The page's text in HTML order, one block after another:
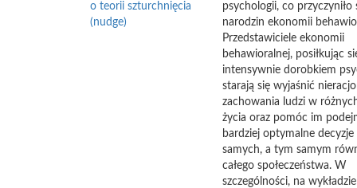
o teorii szturchnięcia
(nudge)
psychologii, co przyczyniło
narodzin ekonomii
Przedstawiciele ekonomii
behawioralnej, posiłkując
intensywnie dorobkiem
starają się wyjaśnić
zachowania ludzi w
życia oraz pomóc im
bardziej optymalne
samych, a tym samym
całego społeczeństwa. W
szczególności, na